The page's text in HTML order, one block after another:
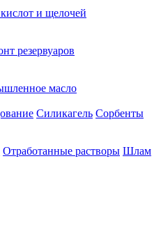
и щелочей
резервуаров
масло
Силикагель Сорбенты
Отработанные растворы Шлам